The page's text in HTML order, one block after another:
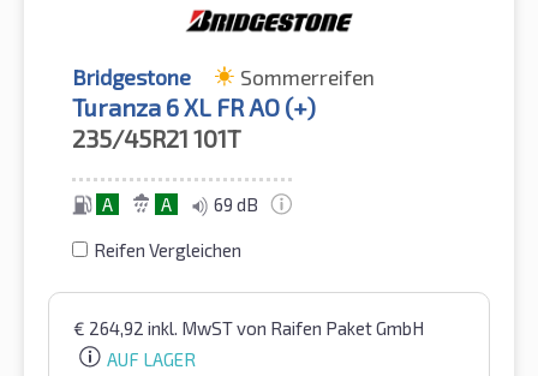
Bridgestone Sommerreifen
Turanza 6 XL FR AO (+)
235/45R21 101T
A A 69 dB
Reifen Vergleichen
€ 264,92 inkl. MwSTvon Raifen Paket GmbH
AUF LAGER